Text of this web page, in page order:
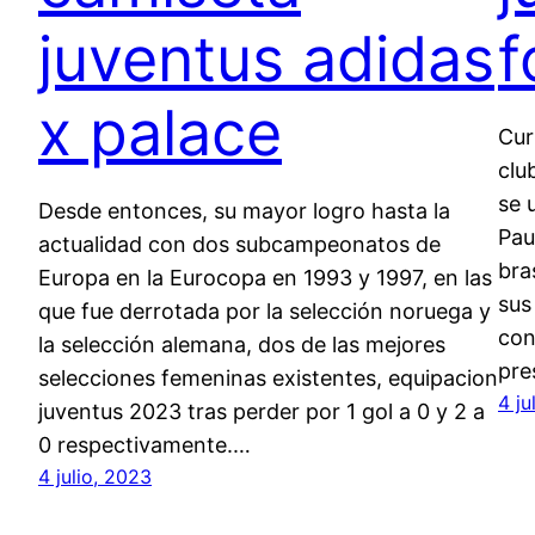
juventus adidas
x palace
Desde entonces, su mayor logro hasta la
actualidad con dos subcampeonatos de
Europa en la Eurocopa en 1993 y 1997, en las
que fue derrotada por la selección noruega y
la selección alemana, dos de las mejores
selecciones femeninas existentes, equipacion
juventus 2023 tras perder por 1 gol a 0 y 2 a
0 respectivamente.…
4 julio, 2023
se
4